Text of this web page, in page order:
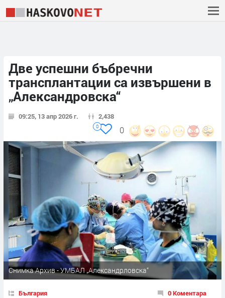
Две успешни бъбречни
трансплантации са извършени в
„Александровска“
09:25, 13 апр 2026 г. 2,438
0
0
Снимка Архив - УМБАЛ „Александрловска“
България 0 Коментара